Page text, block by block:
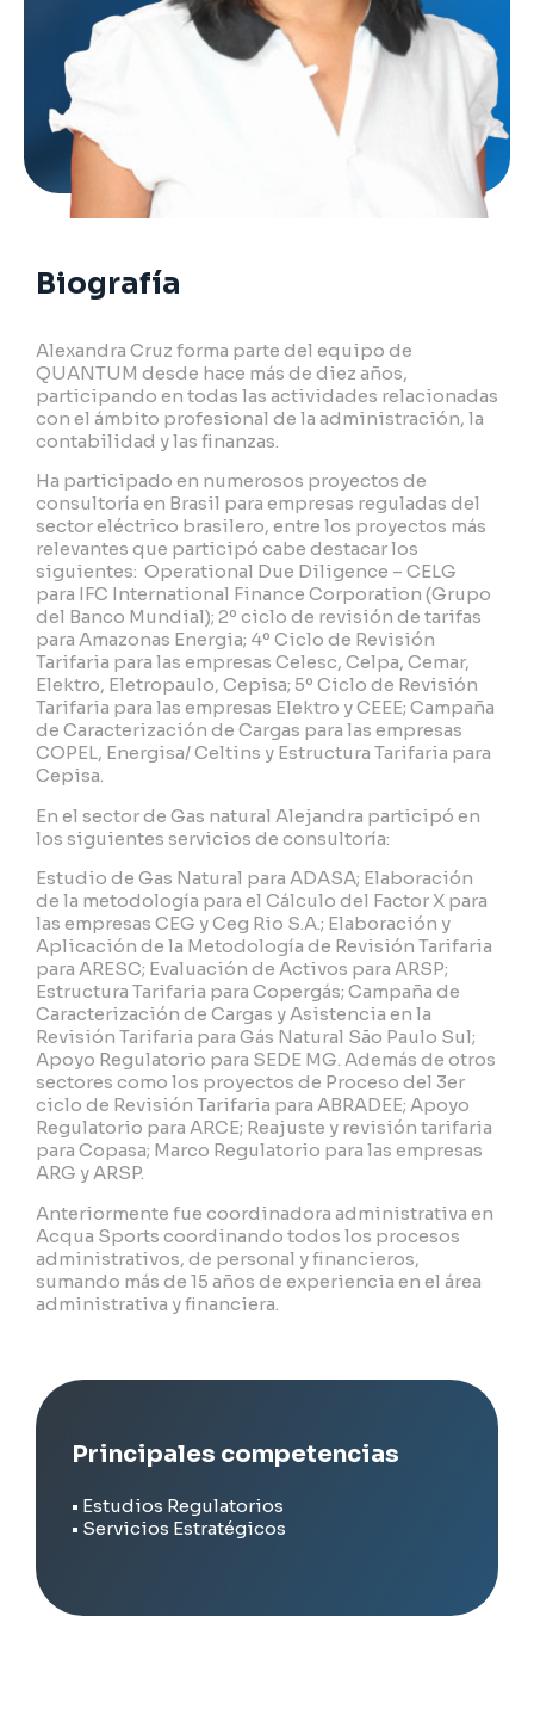
Biografía
Alexandra Cruz forma parte del equipo de
QUANTUM desde hace más de diez años,
participando en todas las actividades relacionadas
con el ámbito profesional de la administración, la
contabilidad y las finanzas.
Ha participado en numerosos proyectos de
consultoría en Brasil para empresas reguladas del
sector eléctrico brasilero, entre los proyectos más
relevantes que participó cabe destacar los
siguientes: Operational Due Diligence – CELG
para IFC International Finance Corporation (Grupo
del Banco Mundial); 2º ciclo de revisión de tarifas
para Amazonas Energia; 4º Ciclo de Revisión
Tarifaria para las empresas Celesc, Celpa, Cemar,
Elektro, Eletropaulo, Cepisa; 5º Ciclo de Revisión
Tarifaria para las empresas Elektro y CEEE; Campaña
de Caracterización de Cargas para las empresas
COPEL, Energisa/ Celtins y Estructura Tarifaria para
Cepisa.
En el sector de Gas natural Alejandra participó en
los siguientes servicios de consultoría:
Estudio de Gas Natural para ADASA; Elaboración
de la metodología para el Cálculo del Factor X para
las empresas CEG y Ceg Rio S.A.; Elaboración y
Aplicación de la Metodología de Revisión Tarifaria
para ARESC; Evaluación de Activos para ARSP;
Estructura Tarifaria para Copergás; Campaña de
Caracterización de Cargas y Asistencia en la
Revisión Tarifaria para Gás Natural São Paulo Sul;
Apoyo Regulatorio para SEDE MG. Además de otros
sectores como los proyectos de Proceso del 3er
ciclo de Revisión Tarifaria para ABRADEE; Apoyo
Regulatorio para ARCE; Reajuste y revisión tarifaria
para Copasa; Marco Regulatorio para las empresas
ARG y ARSP.
Anteriormente fue coordinadora administrativa en
Acqua Sports coordinando todos los procesos
administrativos, de personal y financieros,
sumando más de 15 años de experiencia en el área
administrativa y financiera.
Principales competencias
• Estudios Regulatorios
• Servicios Estratégicos